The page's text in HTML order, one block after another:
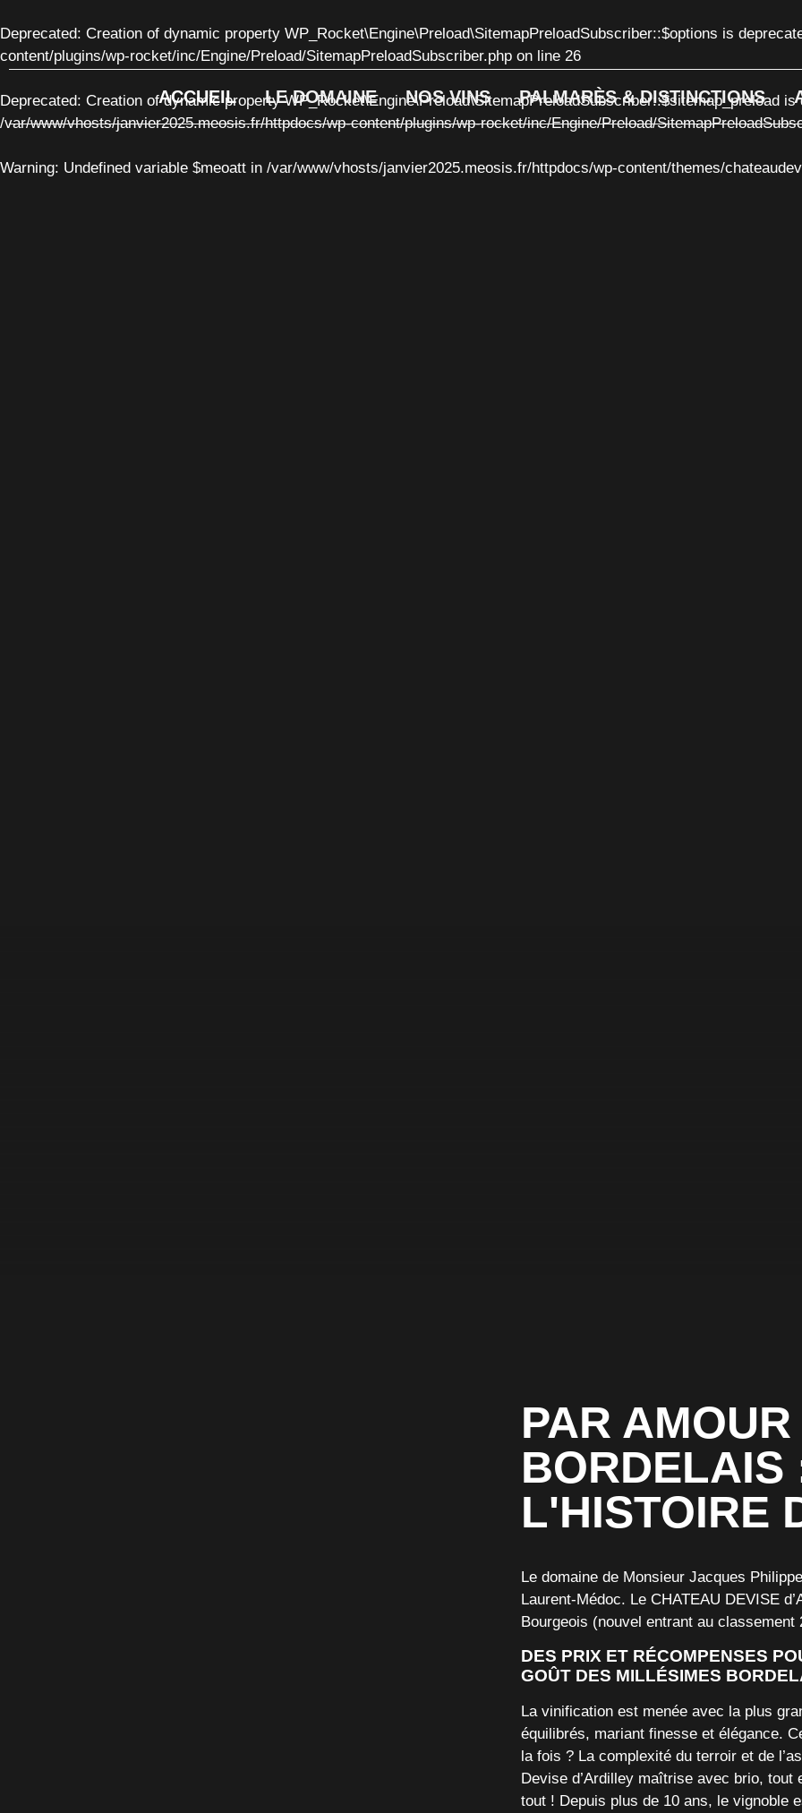
Deprecated: Creation of dynamic property WP_Rocket\Engine\Preload\SitemapPreloadSubscriber::$options is
content/plugins/wp-rocket/inc/Engine/Preload/SitemapPreloadSubscriber.php on line 26
Deprecated: Creation of dynamic property WP_Rocket\Engine\Preload\SitemapPreloadSubscriber::$sitemap_preload is
/var/www/vhosts/janvier2025.meosis.fr/httpdocs/wp-content/plugins/wp-rocket/inc/Engine/Preload/
Warning: Undefined variable $meoatt in /var/www/vhosts/janvier2025.meosis.fr/httpdocs/wp-content/themes/
ACCUEIL LE DOMAINE NOS VINS PALMARÈS & DISTINCTIONS
PAR
BORDELAIS
L'HISTOIRE
Le domaine de Monsieur Jacques
Laurent-Médoc. Le CHATEAU DEVISE
Bourgeois (nouvel entrant au
DES PRIX ET RÉCOMPENSES
GOÛT DES MILLÉSIMES
La vinification est menée avec la plus
équilibrés, mariant finesse et élégance.
la fois ? La complexité du terroir et de
Devise d’Ardilley maîtrise avec brio, tout
tout ! Depuis plus de 10 ans, le vignoble